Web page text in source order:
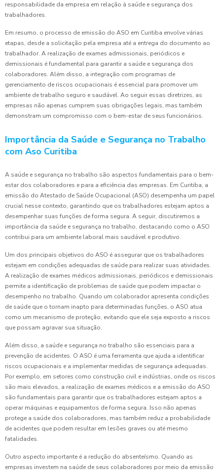
responsabilidade da empresa em relação à saúde e segurança dos
trabalhadores.
Em resumo, o processo de emissão do ASO em Curitiba envolve várias
etapas, desde a solicitação pela empresa até a entrega do documento ao
trabalhador. A realização de exames admissionais, periódicos e
demissionais é fundamental para garantir a saúde e segurança dos
colaboradores. Além disso, a integração com programas de
gerenciamento de riscos ocupacionais é essencial para promover um
ambiente de trabalho seguro e saudável. Ao seguir essas diretrizes, as
empresas não apenas cumprem suas obrigações legais, mas também
demonstram um compromisso com o bem-estar de seus funcionários.
Importância da Saúde e Segurança no Trabalho
com Aso Curitiba
A saúde e segurança no trabalho são aspectos fundamentais para o bem-
estar dos colaboradores e para a eficiência das empresas. Em Curitiba, a
emissão do Atestado de Saúde Ocupacional (ASO) desempenha um papel
crucial nesse contexto, garantindo que os trabalhadores estejam aptos a
desempenhar suas funções de forma segura. A seguir, discutiremos a
importância da saúde e segurança no trabalho, destacando como o ASO
contribui para um ambiente laboral mais saudável e produtivo.
Um dos principais objetivos do ASO é assegurar que os trabalhadores
estejam em condições adequadas de saúde para realizar suas atividades.
A realização de exames médicos admissionais, periódicos e demissionais
permite a identificação de problemas de saúde que podem impactar o
desempenho no trabalho. Quando um colaborador apresenta condições
de saúde que o tornam inapto para determinadas funções, o ASO atua
como um mecanismo de proteção, evitando que ele seja exposto a riscos
que possam agravar sua situação.
Além disso, a saúde e segurança no trabalho são essenciais para a
prevenção de acidentes. O ASO é uma ferramenta que ajuda a identificar
riscos ocupacionais e a implementar medidas de segurança adequadas.
Por exemplo, em setores como construção civil e indústrias, onde os riscos
são mais elevados, a realização de exames médicos e a emissão do ASO
são fundamentais para garantir que os trabalhadores estejam aptos a
operar máquinas e equipamentos de forma segura. Isso não apenas
protege a saúde dos colaboradores, mas também reduz a probabilidade
de acidentes que podem resultar em lesões graves ou até mesmo
fatalidades.
Outro aspecto importante é a redução do absenteísmo. Quando as
empresas investem na saúde de seus colaboradores por meio da emissão